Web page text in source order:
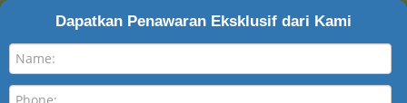
Dapatkan Penawaran Eksklusif dari Kami